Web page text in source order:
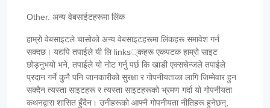
Other. अन्य वेबसाईटहरूमा लिंक
हाम्रो वेबसाइटले चासोको अन्य वेबसाइटहरूमा लिंकहरू समावेश गर्न
सक्दछ। यद्यपि तपाईले यी लि links्कहरू एकपटक हाम्रो साइट
छोड्नुभयो भने, तपाईले यो नोट गर्नु पर्छ कि खाडी एक्सचेन्जले तपाईले
प्रदान गर्ने कुनै पनि जानकारीको सुरक्षा र गोपनीयताका लागि जिम्मेवार हुन
सक्दैन त्यस्ता साइटहरू र त्यस्ता साइटहरूको भ्रमण गर्दा यो गोपनीयता
कथनद्वारा शासित हुँदैन। उनीहरूको आफ्नै गोपनीयता नीतिहरू हुनेछन्,